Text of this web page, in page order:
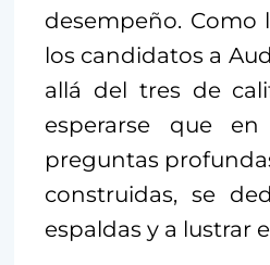
desempeño. Como
los candidatos a
allá del tres de
esperarse que
preguntas
construidas, se
espaldas y a lustrar